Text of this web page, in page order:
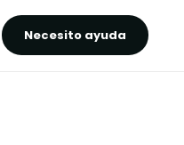
Necesito ayuda